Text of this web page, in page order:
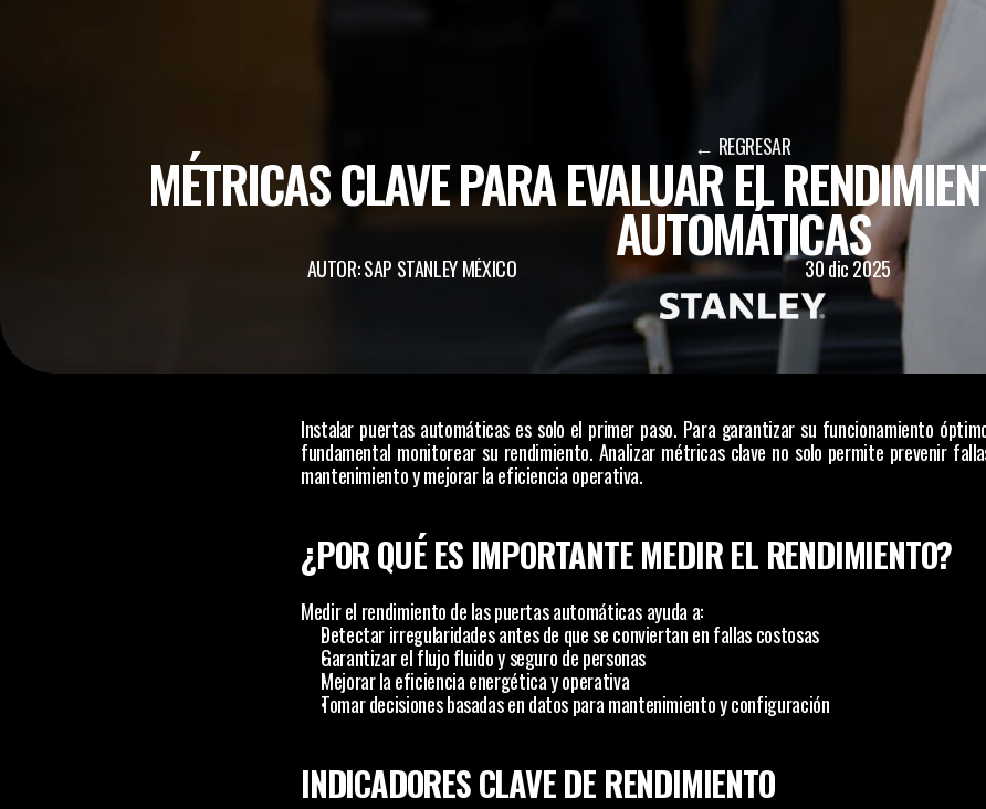
← REGRESAR
MÉTRICAS CLAVE PARA EVALUAR EL
AUTOMÁTICAS
AUTOR: SAP STANLEY MÉXICO 30 dic 2025
Instalar puertas automáticas es solo el primer paso. Para garantizar su funcionamiento
fundamental monitorear su rendimiento. Analizar métricas clave no solo permite prevenir
mantenimiento y mejorar la eficiencia operativa.
¿POR QUÉ ES IMPORTANTE MEDIR EL RENDIMIENTO?
Medir el rendimiento de las puertas automáticas ayuda a:
Detectar irregularidades antes de que se conviertan en fallas costosas
Garantizar el flujo fluido y seguro de personas
Mejorar la eficiencia energética y operativa
Tomar decisiones basadas en datos para mantenimiento y configuración
INDICADORES CLAVE DE RENDIMIENTO